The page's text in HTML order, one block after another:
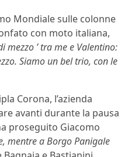
Mondiale sulle colonne
con moto italiana,
mezzo ’ tra me e Valentino:
Siamo un bel trio, con le
Corona, l’azienda
avanti durante la pausa
proseguito Giacomo
mentre a Borgo Panigale